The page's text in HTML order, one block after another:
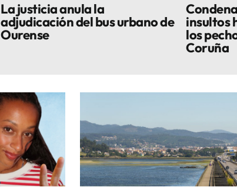
La justicia anula la
adjudicación del bus urbano de
Ourense
insultos
los
Coruña